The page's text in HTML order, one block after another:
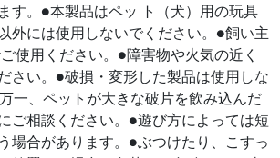
す。●本製品はペッ ト（犬）用の玩具
外には使用しないでください。●飼い主
使用ください。●障害物や火気の近く
さい。●破損・変形した製品は使用しな
一、ペットが大きな破片を飲み込んだ
ご相談ください。●遊び方によっては短
場合があります。●ぶつけたり、こすっ